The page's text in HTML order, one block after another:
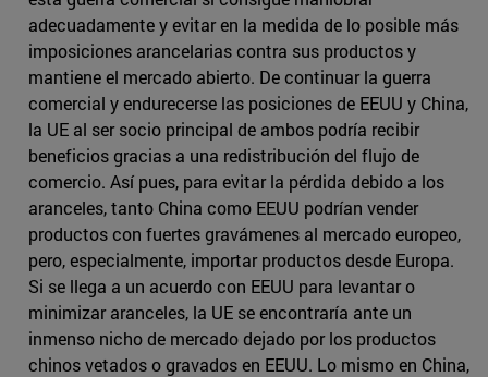
adecuadamente y evitar en la medida de lo posible más
imposiciones arancelarias contra sus productos y
mantiene el mercado abierto. De continuar la guerra
comercial y endurecerse las posiciones de EEUU y China,
la UE al ser socio principal de ambos podría recibir
beneficios gracias a una redistribución del flujo de
comercio. Así pues, para evitar la pérdida debido a los
aranceles, tanto China como EEUU podrían vender
productos con fuertes gravámenes al mercado europeo,
pero, especialmente, importar productos desde Europa.
Si se llega a un acuerdo con EEUU para levantar o
minimizar aranceles, la UE se encontraría ante un
inmenso nicho de mercado dejado por los productos
chinos vetados o gravados en EEUU. Lo mismo en China,